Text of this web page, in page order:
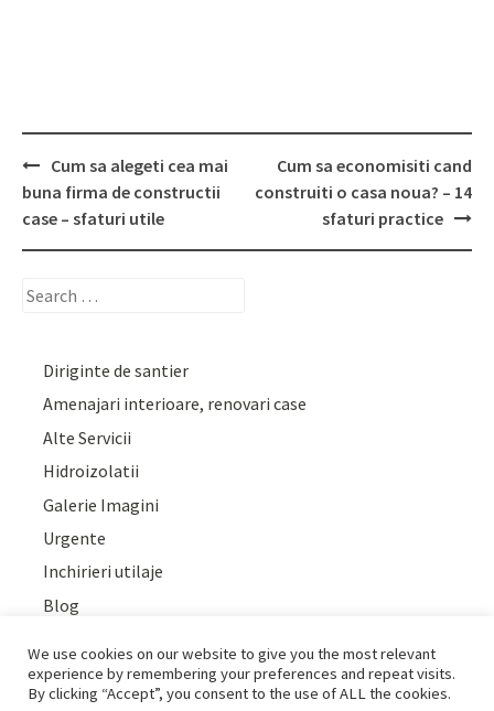
Post
navigation
Cum sa alegeti cea mai
buna firma de constructii
case – sfaturi utile
Cum sa economisiti cand
construiti o casa noua? – 14
sfaturi practice
Search
Diriginte de santier
Amenajari interioare, renovari case
Alte Servicii
Hidroizolatii
Galerie Imagini
Urgente
Inchirieri utilaje
Blog
We use cookies on our website to give you the most relevant
experience by remembering your preferences and repeat visits.
By clicking “Accept”, you consent to the use of ALL the cookies.